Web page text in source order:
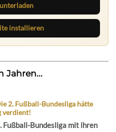
installieren
Jahren...
2. Fußball-Bundesliga hätte
verdient!
Bundesliga mit ihren